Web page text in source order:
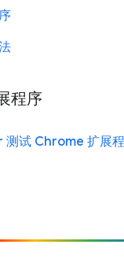
程序
试 Chrome 扩展